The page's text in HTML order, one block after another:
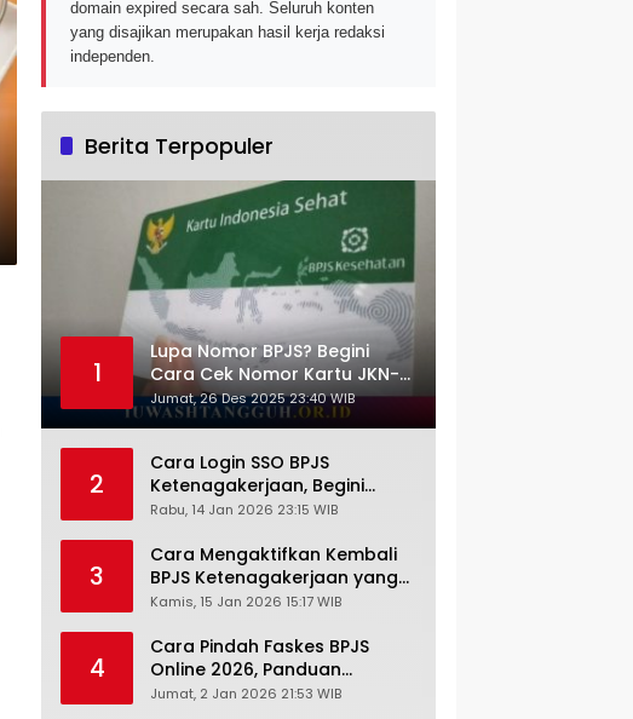
domain expired secara sah. Seluruh konten
yang disajikan merupakan hasil kerja redaksi
independen.
Berita Terpopuler
1
Lupa Nomor BPJS? Begini
Cara Cek Nomor Kartu JKN-
KIS dengan NIK KTP
Jumat, 26 Des 2025 23:40 WIB
2
Cara Login SSO BPJS
Ketenagakerjaan, Begini
Tutorial Lengkap dan
Rabu, 14 Jan 2026 23:15 WIB
3
Cara Mengaktifkan Kembali
BPJS Ketenagakerjaan yang
Nonaktif, Begini Panduan
Kamis, 15 Jan 2026 15:17 WIB
4
Cara Pindah Faskes BPJS
Online 2026, Panduan
Lengkap via Mobile JKN,
Jumat, 2 Jan 2026 21:53 WIB